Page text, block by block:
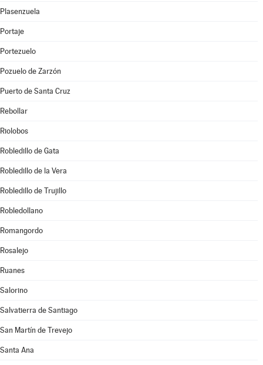
Plasenzuela
Portaje
Portezuelo
Pozuelo de Zarzón
Puerto de Santa Cruz
Rebollar
Riolobos
Robledillo de Gata
Robledillo de la Vera
Robledillo de Trujillo
Robledollano
Romangordo
Rosalejo
Ruanes
Salorino
Salvatierra de Santiago
San Martín de Trevejo
Santa Ana